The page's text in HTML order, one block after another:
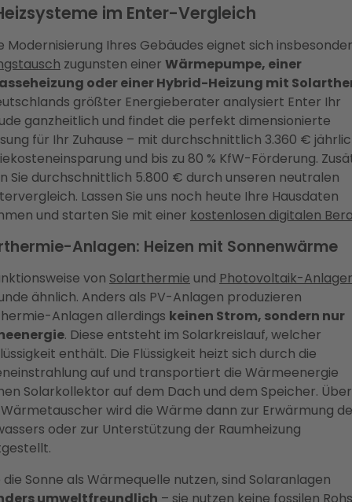
im Enter-Vergleich
Modernisierung Ihres Gebäudes eignet sich
zugunsten einer Wärmepumpe, einer
oder einer Hybrid-Heizung mit
größter Energieberater analysiert Enter Ihr
ganzheitlich und findet die perfekt dimensionierte
für Ihr Zuhause – mit durchschnittlich 3.360 €
und bis zu 80 % KfW-Förderung.
Sie durchschnittlich 5.800 € durch unseren neutralen
Lassen Sie uns noch heute Ihre Hausdaten
und starten Sie mit einer kostenlosen digitalen
Anlagen: Heizen mit Sonnenwärme
von Solarthermie und Photovoltaik-
ähnlich. Anders als PV-Anlagen produzieren
Anlagen allerdings keinen Strom, sondern nur
. Diese entsteht im Solarkreislauf, welcher
enthält. Die Flüssigkeit heizt sich durch die
auf und transportiert die Wärmeenergie
Solarkollektor auf dem Dach und dem Speicher. Über
wird die Wärme dann zur Erwärmung
oder zur Unterstützung der Raumheizung
die Sonne als Wärmequelle nutzen, sind Solaranlagen